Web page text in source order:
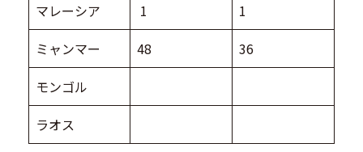
マレーシア
1
1
ミャンマー
48
36
モンゴル
ラオス